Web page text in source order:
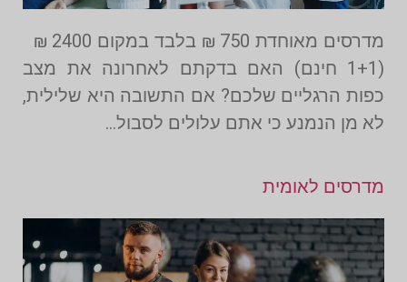
מדרסים מאוחדת 750 ₪ בלבד במקום 2400 ₪
(1+1 חינם) האם בדקתם לאחרונה את מצב
כפות הרגליים שלכם? אם התשובה היא שלילית,
לא מן הנמנע כי אתם עלולים לסבול…
מדרסים לאומית